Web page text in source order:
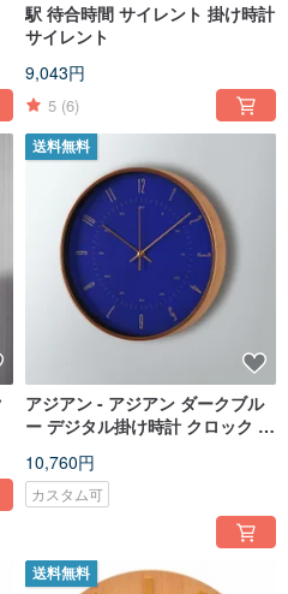
駅 待合時間 サイレント 掛け時計
サイレント
9,043円
5 (6)
送料無料
アジアン - アジアン ダークブル
ー デジタル掛け時計 クロック サ
10,760円
カスタム可
送料無料